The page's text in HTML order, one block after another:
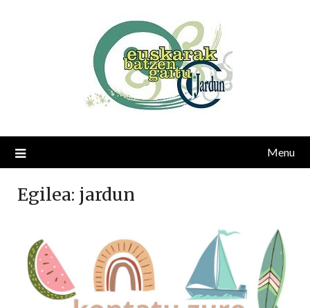
Menu
Egilea: jardun